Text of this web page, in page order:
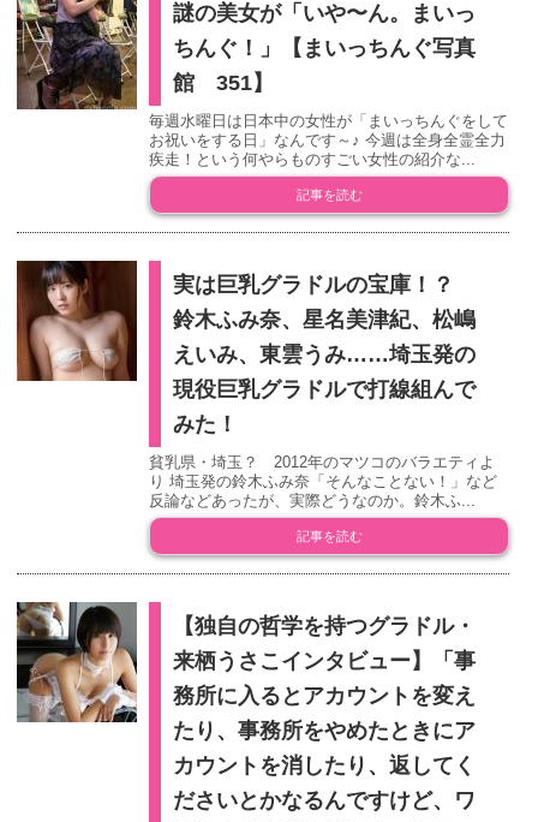
謎の美女が「いや〜ん。まいっ
ちんぐ！」【まいっちんぐ写真
館 351】
毎週水曜日は日本中の女性が「まいっちんぐをして
お祝いをする日」なんです～♪ 今週は全身全霊全力
疾走！という何やらものすごい女性の紹介な...
記事を読む
実は巨乳グラドルの宝庫！？
鈴木ふみ奈、星名美津紀、松嶋
えいみ、東雲うみ……埼玉発の
現役巨乳グラドルで打線組んで
みた！
貧乳県・埼玉？ 2012年のマツコのバラエティよ
り 埼玉発の鈴木ふみ奈「そんなことない！」など
反論などあったが、実際どうなのか。鈴木ふ...
記事を読む
【独自の哲学を持つグラドル・
来栖うさこインタビュー】「事
務所に入るとアカウントを変え
たり、事務所をやめたときにア
カウントを消したり、返してく
ださいとかなるんですけど、ワ